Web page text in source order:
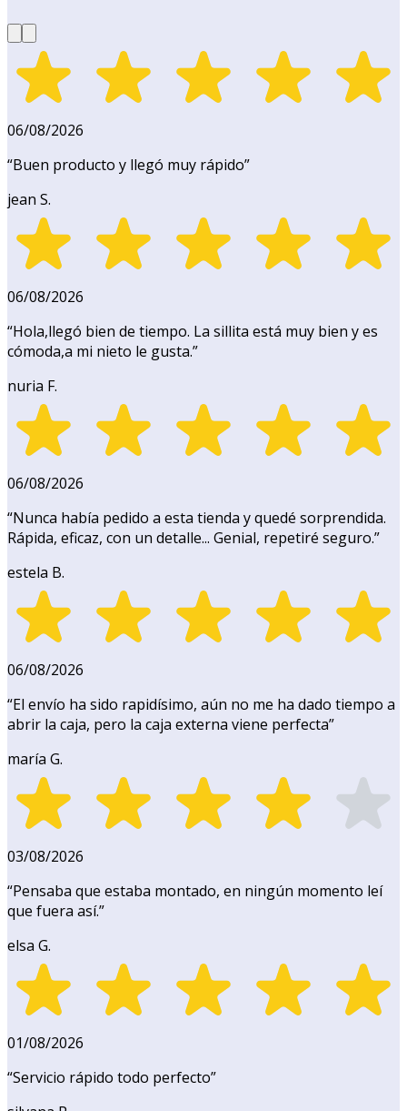
06/08/2026
“Buen producto y llegó muy rápido”
jean S.
06/08/2026
“Hola,llegó bien de tiempo. La sillita está muy bien y es
cómoda,a mi nieto le gusta.”
nuria F.
06/08/2026
“Nunca había pedido a esta tienda y quedé sorprendida.
Rápida, eficaz, con un detalle... Genial, repetiré seguro.”
estela B.
06/08/2026
“El envío ha sido rapidísimo, aún no me ha dado tiempo a
abrir la caja, pero la caja externa viene perfecta”
maría G.
03/08/2026
“Pensaba que estaba montado, en ningún momento leí
que fuera así.”
elsa G.
01/08/2026
“Servicio rápido todo perfecto”